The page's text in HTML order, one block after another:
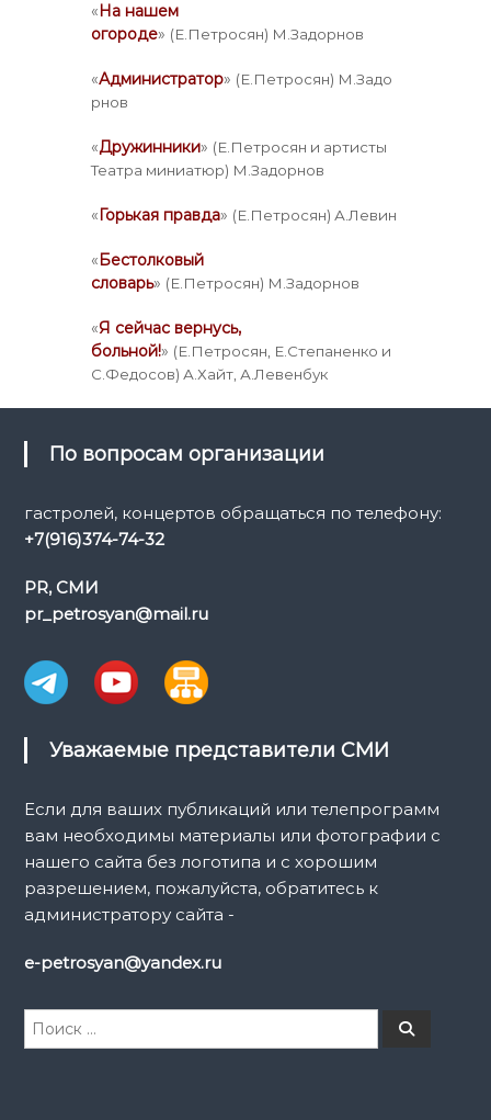
«На нашем
огороде» (Е.Петросян) М.Задорнов
«Администратор» (Е.Петросян) М.Задо
рнов
«Дружинники» (Е.Петросян и артисты
Театра миниатюр) М.Задорнов
«Горькая правда» (Е.Петросян) А.Левин
«Бестолковый
словарь» (Е.Петросян) М.Задорнов
«Я сейчас вернусь,
больной!» (Е.Петросян, Е.Степаненко и
С.Федосов) А.Хайт, А.Левенбук
По вопросам организации
гастролей, концертов обращаться по телефону:
+7(916)374-74-32
PR, СМИ
pr_petrosyan@mail.ru
Уважаемые представители СМИ
Если для ваших публикаций или телепрограмм
вам необходимы материалы или фотографии с
нашего сайта без логотипа и с хорошим
разрешением, пожалуйста, обратитесь к
администратору сайта -
e-petrosyan@yandex.ru
И
П